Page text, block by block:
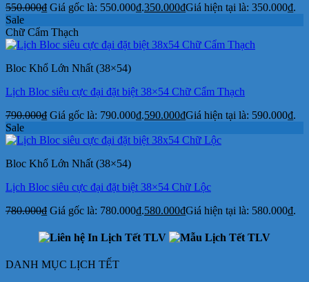
550.000₫ Giá gốc là: 550.000₫.350.000₫Giá hiện tại là: 350.000₫.
Sale
Chữ Cẩm Thạch
Bloc Khổ Lớn Nhất (38×54)
Lịch Bloc siêu cực đại đặt biệt 38×54 Chữ Cẩm Thạch
790.000₫ Giá gốc là: 790.000₫.590.000₫Giá hiện tại là: 590.000₫.
Sale
Bloc Khổ Lớn Nhất (38×54)
Lịch Bloc siêu cực đại đặt biệt 38×54 Chữ Lộc
780.000₫ Giá gốc là: 780.000₫.580.000₫Giá hiện tại là: 580.000₫.
DANH MỤC LỊCH TẾT